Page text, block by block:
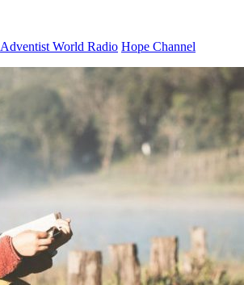
Adventist World Radio Hope Channel